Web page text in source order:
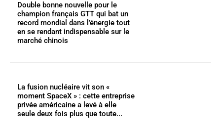
Double bonne nouvelle pour le
champion français GTT qui bat un
record mondial dans l’énergie tout
en se rendant indispensable sur le
marché chinois
La fusion nucléaire vit son «
moment SpaceX » : cette entreprise
privée américaine a levé à elle
seule deux fois plus que toute...